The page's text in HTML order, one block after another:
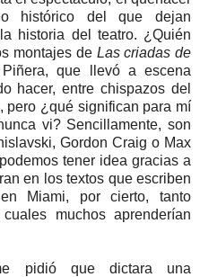
histórico del que dejan
historia del teatro. ¿Quién
montajes de Las criadas de
que llevó a escena
hacer, entre chispazos del
pero ¿qué significan para mí
vi? Sencillamente, son
Gordon Craig o Max
tener idea gracias a
en los textos que escriben
Miami, por cierto, tanto
muchos aprenderían
pidió que dictara una